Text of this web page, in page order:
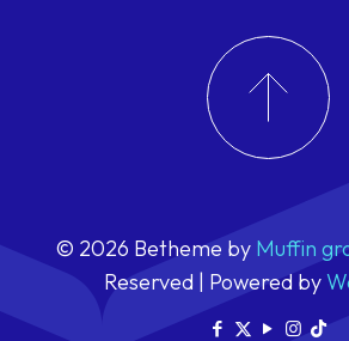
© 2026 Betheme by Muffin
Reserved | Powered by